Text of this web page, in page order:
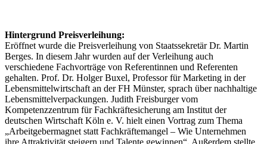
Hintergrund Preisverleihung:
Eröffnet wurde die Preisverleihung von Staatssekretär Dr. Martin
Berges. In diesem Jahr wurden auf der Verleihung auch
verschiedene Fachvorträge von Referentinnen und Referenten
gehalten. Prof. Dr. Holger Buxel, Professor für Marketing in der
Lebensmittelwirtschaft an der FH Münster, sprach über nachhaltige
Lebensmittelverpackungen. Judith Freisburger vom
Kompetenzzentrum für Fachkräftesicherung am Institut der
deutschen Wirtschaft Köln e. V. hielt einen Vortrag zum Thema
„Arbeitgebermagnet statt Fachkräftemangel – Wie Unternehmen
ihre Attraktivität steigern und Talente gewinnen“. Außerdem stellte